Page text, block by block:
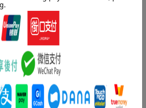
結果発表 https：／／kangosho.com/event
えてみよう
次に頼れる，それが看護主任
像
」データベースより）